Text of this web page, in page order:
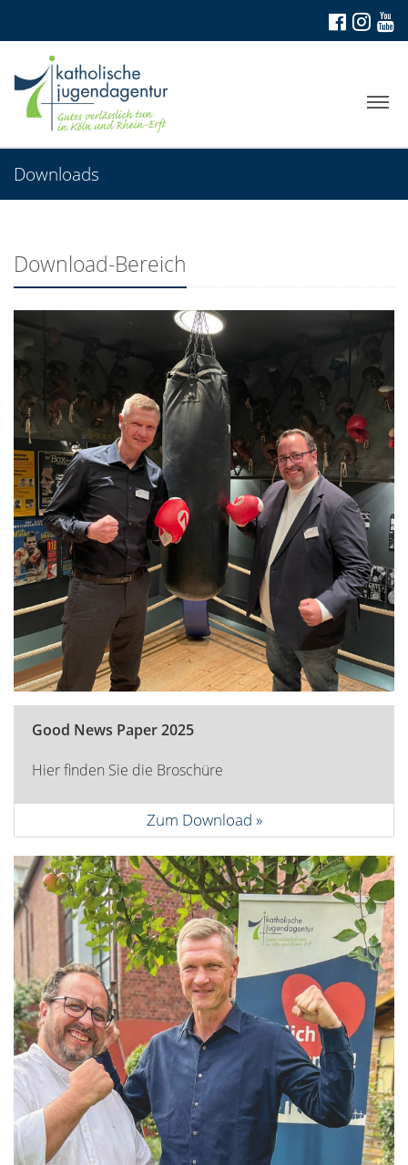
Downloads
Download-Bereich
Good News Paper 2025
Hier finden Sie die Broschüre
Zum Download